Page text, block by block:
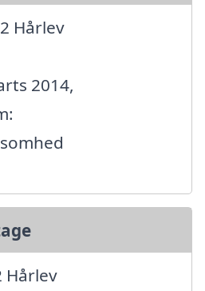
Hårlev
2014,
Hårlev